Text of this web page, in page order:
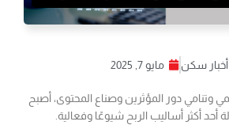
أخبار سكن مايو 7, 2025
وتنامي دور المؤثرين وصناع المحتوى، أصبح
أحد أكثر أساليب الربح شيوعًا وفعالية.